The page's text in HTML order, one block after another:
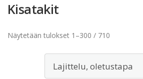
Kisatakit
Näytetään tulokset 1–300 / 710